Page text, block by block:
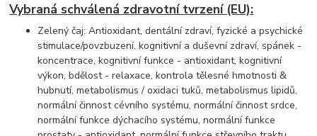
Vybraná schválená zdravotní tvrzení (EU):
Zelený čaj: Antioxidant, dentální zdraví, fyzické a psychické
stimulace/povzbuzení, kognitivní a duševní zdraví, spánek -
koncentrace, kognitivní funkce - antioxidant, kognitivní
výkon, bdělost - relaxace, kontrola tělesné hmotnosti &
hubnutí, metabolismus / oxidaci tuků, metabolismus lipidů,
normální činnost cévního systému, normální činnost srdce,
normální funkce dýchacího systému, normální funkce